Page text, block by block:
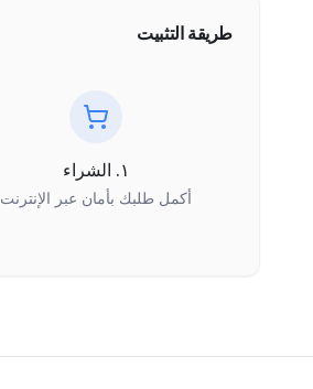
طريقة التثبيت
١. الشراء
أكمل طلبك بأمان عبر الإنترنت